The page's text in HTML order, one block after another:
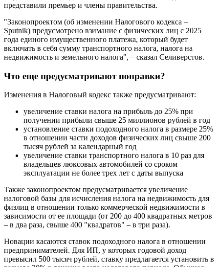
представили премьер и члены правительства.
"Законопроектом (об изменении Налогового кодекса –
Sputnik) предусмотрено взимание с физических лиц с 2025
года единого имущественного платежа, который будет
включать в себя сумму транспортного налога, налога на
недвижимость и земельного налога", – сказал Селиверстов.
Что еще предусматривают поправки?
Изменения в Налоговый кодекс также предусматривают:
увеличение ставки налога на прибыль до 25% при
получении прибыли свыше 25 миллионов рублей в год
установление ставки подоходного налога в размере 25%
в отношении части доходов физических лиц свыше 200
тысяч рублей за календарный год
увеличение ставки транспортного налога в 10 раз для
владельцев люксовых автомобилей со сроком
эксплуатации не более трех лет с даты выпуска
Также законопроектом предусматривается увеличение
налоговой базы для исчисления налога на недвижимость для
физлиц в отношении только коммерческой недвижимости в
зависимости от ее площади (от 200 до 400 квадратных метров
– в два раза, свыше 400 "квадратов" – в три раза).
Новации касаются ставок подоходного налога в отношении
предпринимателей. Для ИП, у которых годовой доход
превысил 500 тысяч рублей, ставку предлагается установить в